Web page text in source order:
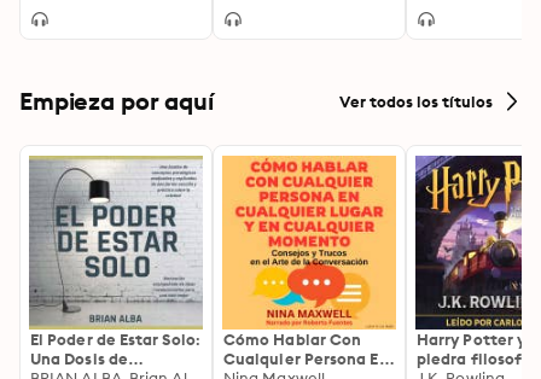
Band 1
Empieza por aquí Ver todos los títulos
El Poder de Estar Solo:
Una Dosis de
Cómo Hablar Con
Cualquier Persona En
Harry Potter y
piedra filosofal